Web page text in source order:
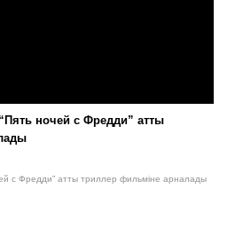
ночей с Фредди” атты
с Фредди” атты триллер фильміне арналады